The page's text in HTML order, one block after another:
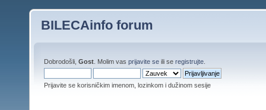
BILECAinfo forum
Dobrodošli, Gost . Molim vas prijavite se ili se registrujte
Prijavite se korisničkim imenom, lozinkom i dužinom sesije